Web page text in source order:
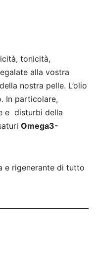
tonicità,
alla vostra
nostra pelle. L’olio
In particolare,
e disturbi della
Omega3-
e rigenerante di tutto